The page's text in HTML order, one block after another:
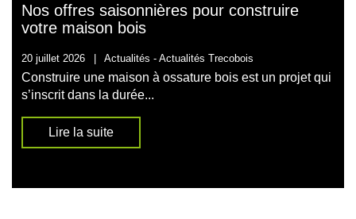
Nos offres saisonnières pour construire
votre maison bois
20 juillet 2026 | Actualités - Actualités Trecobois
Construire une maison à ossature bois est un projet qui
s’inscrit dans la durée...
Lire la suite